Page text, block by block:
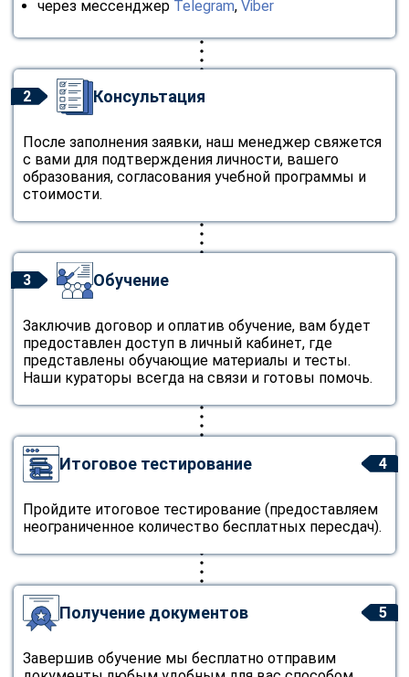
через мессенджер Telegram, Viber
2 Консультация
После заполнения заявки, наш менеджер свяжется
с вами для подтверждения личности, вашего
образования, согласования учебной программы и
стоимости.
3 Обучение
Заключив договор и оплатив обучение, вам будет
предоставлен доступ в личный кабинет, где
представлены обучающие материалы и тесты.
Наши кураторы всегда на связи и готовы помочь.
4
Итоговое тестирование
Пройдите итоговое тестирование (предоставляем
неограниченное количество бесплатных пересдач).
5
Получение документов
Завершив обучение мы бесплатно отправим